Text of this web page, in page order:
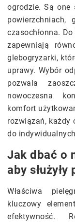
ogrodzie. Są one
powierzchniach,
czasochłonna.
zapewniają
glebogryzarki,
uprawy. Wybór
pozwala
nowoczesna
komfort
rozwiązań, każdy
do
Jak dbać o
aby służyły
Właściwa
kluczowy
efektywność.